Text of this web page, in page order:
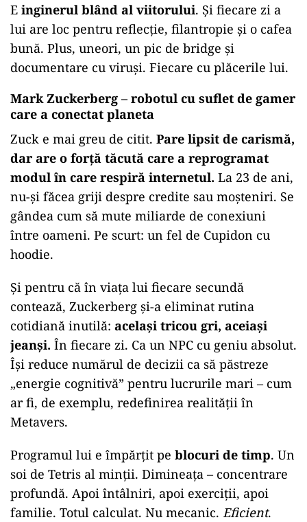
E inginerul blând al viitorului. Și fiecare zi a
lui are loc pentru reflecție, filantropie și o cafea
bună. Plus, uneori, un pic de bridge și
documentare cu viruși. Fiecare cu plăcerile lui.
Mark Zuckerberg – robotul cu suflet de gamer
care a conectat planeta
Zuck e mai greu de citit. Pare lipsit de carismă,
dar are o forță tăcută care a reprogramat
modul în care respiră internetul. La 23 de ani,
nu-și făcea griji despre credite sau moșteniri. Se
gândea cum să mute miliarde de conexiuni
între oameni. Pe scurt: un fel de Cupidon cu
hoodie.
Și pentru că în viața lui fiecare secundă
contează, Zuckerberg și-a eliminat rutina
cotidiană inutilă: același tricou gri, aceiași
jeanși. În fiecare zi. Ca un NPC cu geniu absolut.
Își reduce numărul de decizii ca să păstreze
„energie cognitivă” pentru lucrurile mari – cum
ar fi, de exemplu, redefinirea realității în
Metavers.
Programul lui e împărțit pe blocuri de timp. Un
soi de Tetris al minții. Dimineața – concentrare
profundă. Apoi întâlniri, apoi exerciții, apoi
familie. Totul calculat. Nu mecanic. Eficient.